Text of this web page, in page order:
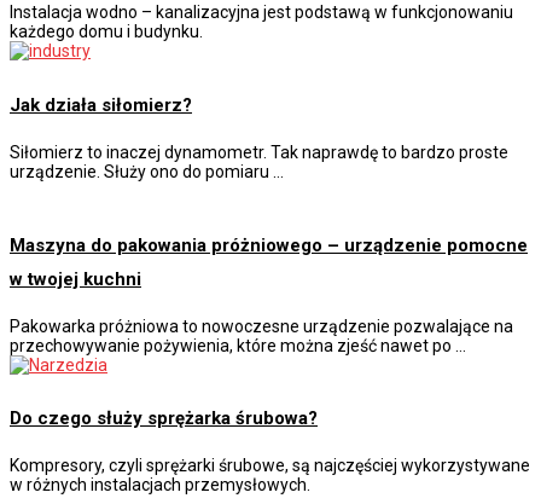
Instalacja wodno – kanalizacyjna jest podstawą w funkcjonowaniu
każdego domu i budynku.
Jak działa siłomierz?
Siłomierz to inaczej dynamometr. Tak naprawdę to bardzo proste
urządzenie. Służy ono do pomiaru …
Maszyna do pakowania próżniowego – urządzenie pomocne
w twojej kuchni
Pakowarka próżniowa to nowoczesne urządzenie pozwalające na
przechowywanie pożywienia, które można zjeść nawet po …
Do czego służy sprężarka śrubowa?
Kompresory, czyli sprężarki śrubowe, są najczęściej wykorzystywane
w różnych instalacjach przemysłowych.